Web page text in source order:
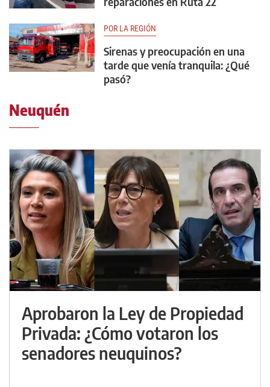
POR LA REGIÓN
Sirenas y preocupación en una
tarde que venía tranquila: ¿Qué
pasó?
Neuquén
Aprobaron la Ley de Propiedad
Privada: ¿Cómo votaron los
senadores neuquinos?